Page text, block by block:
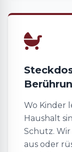
Wo Kinder
Haushalt
Schutz. Wir
aus oder